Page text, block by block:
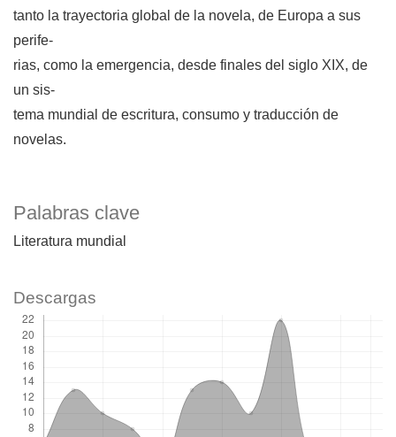
Palabras clave
Literatura mundial
tanto la trayectoria global de la novela, de Europa a sus
perife-
rias, como la emergencia, desde finales del siglo XIX, de
un sis-
tema mundial de escritura, consumo y traducción de
novelas.
Descargas